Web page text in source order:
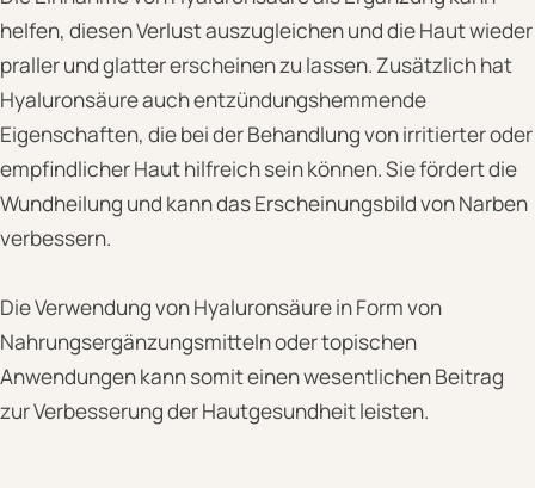
helfen, diesen Verlust auszugleichen und die Haut wieder
praller und glatter erscheinen zu lassen. Zusätzlich hat
Hyaluronsäure auch entzündungshemmende
Eigenschaften, die bei der Behandlung von irritierter oder
empfindlicher Haut hilfreich sein können. Sie fördert die
Wundheilung und kann das Erscheinungsbild von Narben
verbessern.
Die Verwendung von Hyaluronsäure in Form von
Nahrungsergänzungsmitteln oder topischen
Anwendungen kann somit einen wesentlichen Beitrag
zur Verbesserung der Hautgesundheit leisten.